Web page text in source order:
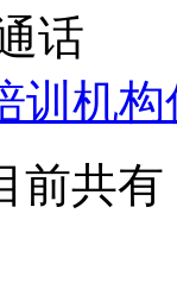
话
训机构
前共有